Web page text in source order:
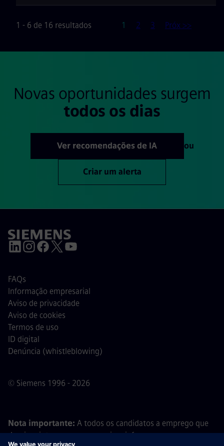
1 - 6 de 16 resultados Página
1 2 3 Próx >>
Novas oportunidades surgem
todos os dias
Ver recomendações de IA ou
Criar um alerta
© Siemens 1996 - 2026
FAQs
Informação empresarial
Aviso de privacidade
Aviso de cookies
Termos de uso
ID digital
Denúncia (whistleblowing)
Nota importante: A todos os candidatos a emprego que
desejem integrar a nossa equipa, informamos que a